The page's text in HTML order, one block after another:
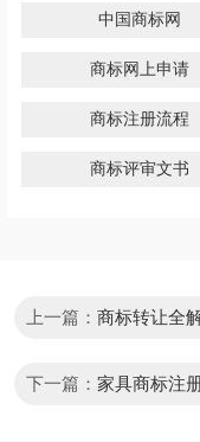
中国商标网
商标网上申请
商标注册流程
商标评审文书
上一篇： 商标转让全
下一篇： 家具商标注